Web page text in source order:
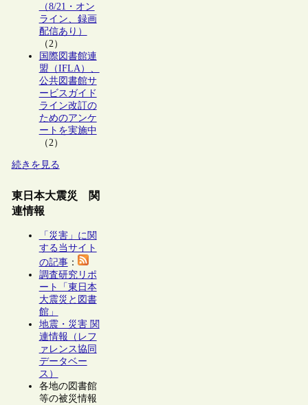
（8/21・オン
ライン、録画
配信あり）
（2）
国際図書館連
盟（IFLA）、
公共図書館サ
ービスガイド
ライン改訂の
ためのアンケ
ートを実施中
（2）
続きを見る
東日本大震災 関
連情報
「災害」に関
する当サイト
の記事：
調査研究リポ
ート「東日本
大震災と図書
館」
地震・災害 関
連情報（レフ
ァレンス協同
データベー
ス）
各地の図書館
等の被災情報